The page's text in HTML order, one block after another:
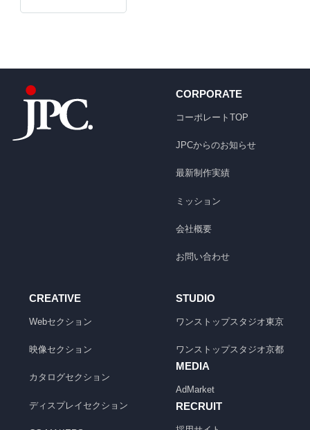
CORPORATE
コーポレートTOP
JPCからのお知らせ
最新制作実績
ミッション
会社概要
お問い合わせ
CREATIVE
Webセクション
映像セクション
カタログセクション
ディスプレイセクション
STUDIO
ワンストップスタジオ東京
ワンストップスタジオ京都
MEDIA
AdMarket
RECRUIT